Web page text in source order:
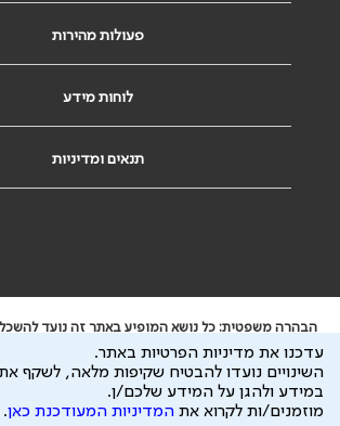
פעולות מהירות
לוחות מידע
תנאים ומדיניות
הבהרה משפטית: כל נושא המופיע באתר זה נועד
ייעוץ רפואי או משפטי. אין הר"י אחראית לתוכן
שעלול להיגרם.
ידוע לי שהר"י אוספת ושומרת מידע אישי לצורך מתן
להיות מועבר לצדדים שלישיים, הכל בכפוף למדיניות
עדכנו את מדיניות הפרטיות באתר.
השינויים נועדו להבטיח שקיפות מלאה, לשקף
במידע ולהגן על המידע שלכם/ן.
מוזמנים/ות לקרוא את המדיניות המעודכנת כאן.